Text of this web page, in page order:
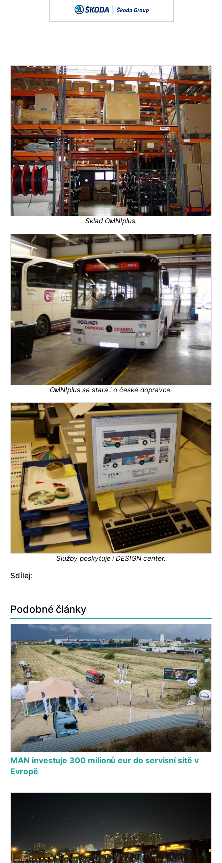
Sklad OMNIplus.
OMNIplus se stará i o české dopravce.
Služby poskytuje i DESIGN center.
Sdílej:
Podobné články
MAN investuje 300 milionů eur do servisní sítě v
Evropě